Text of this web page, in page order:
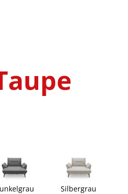
Silbergrau